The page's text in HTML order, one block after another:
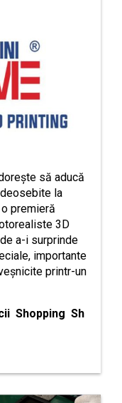
să aducă
la
premieră
3D
a-i surprinde
importante
printr-un
Shopping Sh